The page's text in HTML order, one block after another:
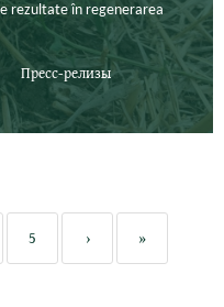
rezultate în regenerarea
Пресс-релизы
5 › »